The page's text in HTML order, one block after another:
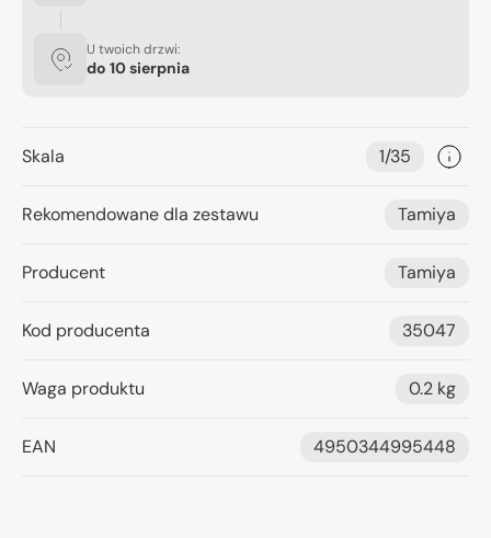
U twoich drzwi:
do 10 sierpnia
Skala 1/35
Rekomendowane dla zestawu Tamiya
Producent Tamiya
Kod producenta 35047
Waga produktu 0.2 kg
EAN 4950344995448